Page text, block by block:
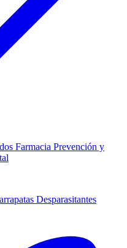
Farmacia Prevención y
Desparasitantes